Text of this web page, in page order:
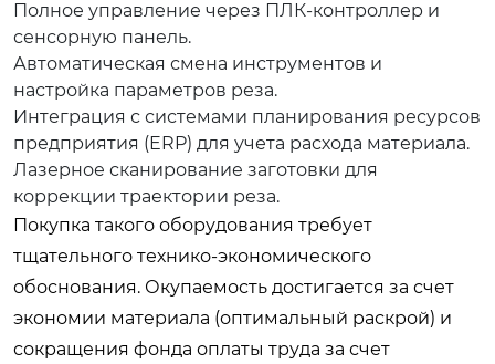
Полное управление через ПЛК-контроллер и
сенсорную панель.
Автоматическая смена инструментов и
настройка параметров реза.
Интеграция с системами планирования ресурсов
предприятия (ERP) для учета расхода материала.
Лазерное сканирование заготовки для
коррекции траектории реза.
Покупка такого оборудования требует
тщательного технико-экономического
обоснования. Окупаемость достигается за счет
экономии материала (оптимальный раскрой) и
сокращения фонда оплаты труда за счет